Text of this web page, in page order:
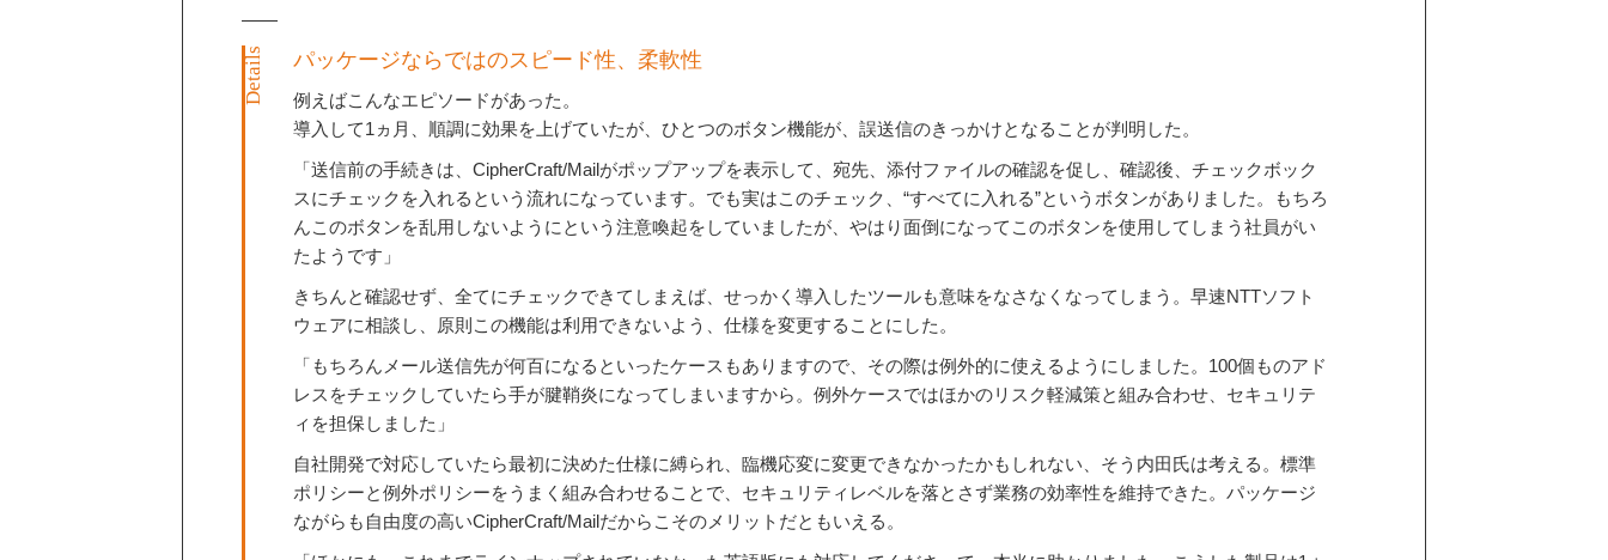
パッケージならではのスピード性、柔軟性
例えばこんなエピソードがあった。
導入して1ヵ月、順調に効果を上げていたが、ひとつのボタン機能が、誤送信のきっかけとなることが判明した。
「送信前の手続きは、CipherCraft/Mailがポップアップを表示して、宛先、添付ファイルの確認を促し、確認後、チェックボック
スにチェックを入れるという流れになっています。でも実はこのチェック、“すべてに入れる”というボタンがありました。もちろ
んこのボタンを乱用しないようにという注意喚起をしていましたが、やはり面倒になってこのボタンを使用してしまう社員がい
たようです」
きちんと確認せず、全てにチェックできてしまえば、せっかく導入したツールも意味をなさなくなってしまう。早速NTTソフト
ウェアに相談し、原則この機能は利用できないよう、仕様を変更することにした。
「もちろんメール送信先が何百になるといったケースもありますので、その際は例外的に使えるようにしました。100個ものアド
レスをチェックしていたら手が腱鞘炎になってしまいますから。例外ケースではほかのリスク軽減策と組み合わせ、セキュリテ
ィを担保しました」
自社開発で対応していたら最初に決めた仕様に縛られ、臨機応変に変更できなかったかもしれない、そう内田氏は考える。標準
ポリシーと例外ポリシーをうまく組み合わせることで、セキュリティレベルを落とさず業務の効率性を維持できた。パッケージ
ながらも自由度の高いCipherCraft/Mailだからこそのメリットだともいえる。